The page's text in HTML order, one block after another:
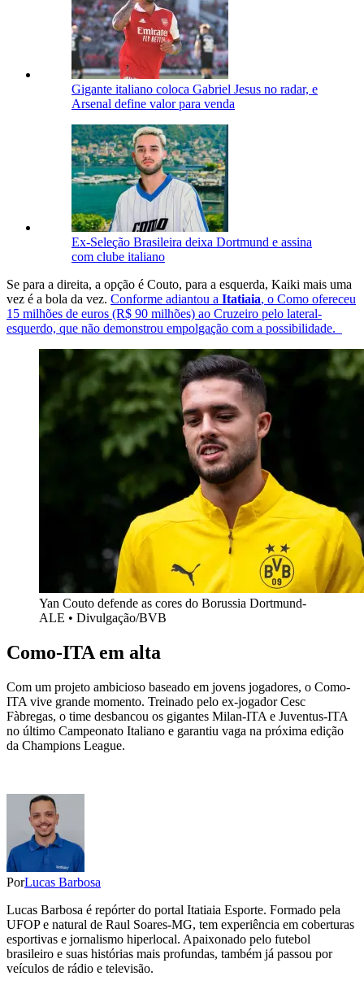
Gigante italiano coloca Gabriel Jesus no radar, e
Arsenal define valor para venda
Ex-Seleção Brasileira deixa Dortmund e assina
com clube italiano
Se para a direita, a opção é Couto, para a esquerda, Kaiki mais uma
vez é a bola da vez. Conforme adiantou a Itatiaia, o Como ofereceu
15 milhões de euros (R$ 90 milhões) ao Cruzeiro pelo lateral-
esquerdo, que não demonstrou empolgação com a possibilidade.
Yan Couto defende as cores do Borussia Dortmund-
ALE • Divulgação/BVB
Como-ITA em alta
Com um projeto ambicioso baseado em jovens jogadores, o Como-
ITA vive grande momento. Treinado pelo ex-jogador Cesc
Fàbregas, o time desbancou os gigantes Milan-ITA e Juventus-ITA
no último Campeonato Italiano e garantiu vaga na próxima edição
da Champions League.
PorLucas Barbosa
Lucas Barbosa é repórter do portal Itatiaia Esporte. Formado pela
UFOP e natural de Raul Soares-MG, tem experiência em coberturas
esportivas e jornalismo hiperlocal. Apaixonado pelo futebol
brasileiro e suas histórias mais profundas, também já passou por
veículos de rádio e televisão.